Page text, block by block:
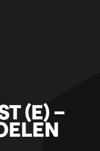
(E) –